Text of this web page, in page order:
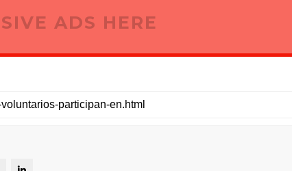
ADS HERE